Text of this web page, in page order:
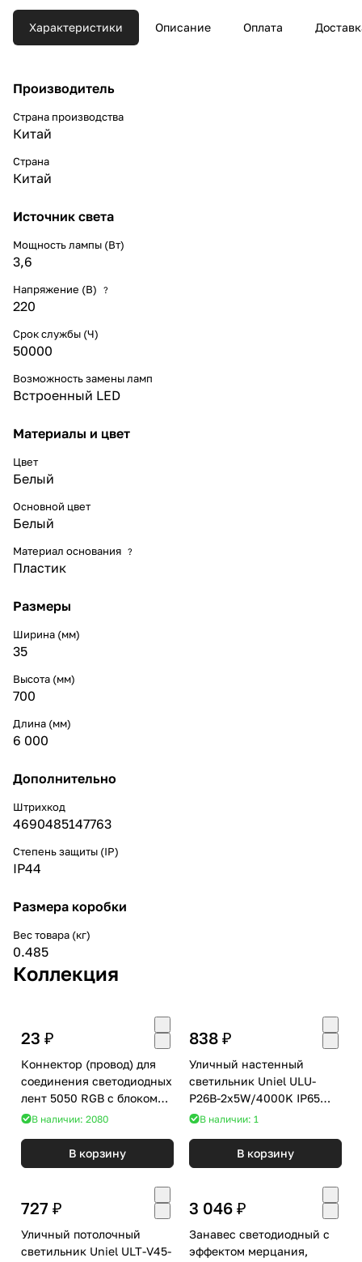
Характеристики Описание Оплата
Производитель
Страна производства
Китай
Страна
Китай
Источник света
Мощность лампы (Вт)
3,6
Напряжение (В) ?
220
Срок службы (Ч)
50000
Возможность замены ламп
Встроенный LED
Материалы и цвет
Цвет
Белый
Основной цвет
Белый
Материал основания ?
Пластик
Размеры
Ширина (мм)
35
Высота (мм)
700
Длина (мм)
6 000
Дополнительно
Штрихкод
4690485147763
Степень защиты (IP)
IP44
Размера коробки
Вес товара (кг)
0.485
Коллекция
23 ₽
Коннектор (провод) для
соединения светодиодных
лент 5050 RGB с блоком
питания Uniel UCX-
POLYBAG
В наличии: 2080
В корзину
838 ₽
Уличный настенный
светильник Uniel ULU-
P26B-2x5W/4000K IP65
BLACK
В наличии: 1
В корзину
727 ₽
Уличный потолочный
светильник Uniel ULT-V45-
3 046 ₽
Занавес светодиодный с
эффектом мерцания,